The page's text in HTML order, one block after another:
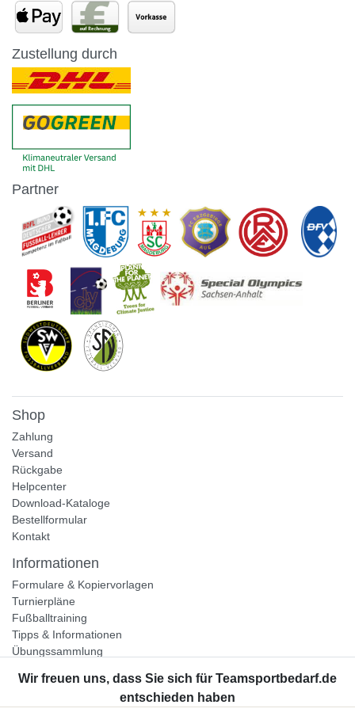
Zustellung durch
Partner
Shop
Zahlung
Versand
Rückgabe
Helpcenter
Download-Kataloge
Bestellformular
Kontakt
Informationen
Formulare & Kopiervorlagen
Turnierpläne
Fußballtraining
Tipps & Informationen
Übungssammlung
Unternehmen